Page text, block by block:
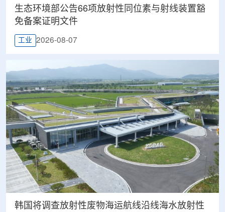
生态环境部公告66项放射性同位素与射线装置豁
免备案证明文件
工业 2026-08-07
韩国将调查放射性废物海运航线沿线海水放射性